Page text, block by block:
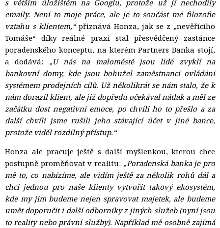
s větším úložištěm na Googlu, protože už jí nechodily
emaily. Není to moje práce, ale je to součást mé filozofie
vztahu s klientem,“přiznává Honza, jak se z „nevěřícího
Tomáše“ díky reálné praxi stal přesvědčený zastánce
poradenského konceptu, na kterém Partners Banka stojí,
a dodává: „U nás na maloměstě jsou lidé zvyklí na
bankovní domy, kde jsou bohužel zaměstnanci ovládáni
systémem prodejních cílů. Už několikrát se nám stalo, že k
nám dorazil klient, ale již dopředu očekával nátlak a měl ze
začátku dost negativní emoce, po chvíli ho to přešlo a za
další chvíli jsme rušili jeho stávající účet v jiné bance,
protože viděl rozdílný přístup.“
Honza ale pracuje ještě s další myšlenkou, kterou chce
postupně proměňovat v realitu: „Poradenská banka je pro
mě to, co nabízíme, ale vidím ještě za několik rohů dál a
chci jednou pro naše klienty vytvořit takový ekosystém,
kde my jim budeme nejen spravovat majetek, ale budeme
umět doporučit i další odborníky z jiných služeb (nyní jsou
to reality nebo právní služby). Například mě osobně zajímá